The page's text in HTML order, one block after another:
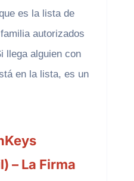
es la lista de
autorizados
llega alguien con
en la lista, es un
– La Firma